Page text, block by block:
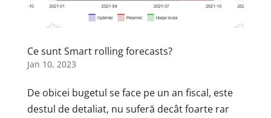
Ce sunt Smart rolling forecasts?
Jan 10, 2023
De obicei bugetul se face pe un an fiscal, este
destul de detaliat, nu suferă decât foarte rar